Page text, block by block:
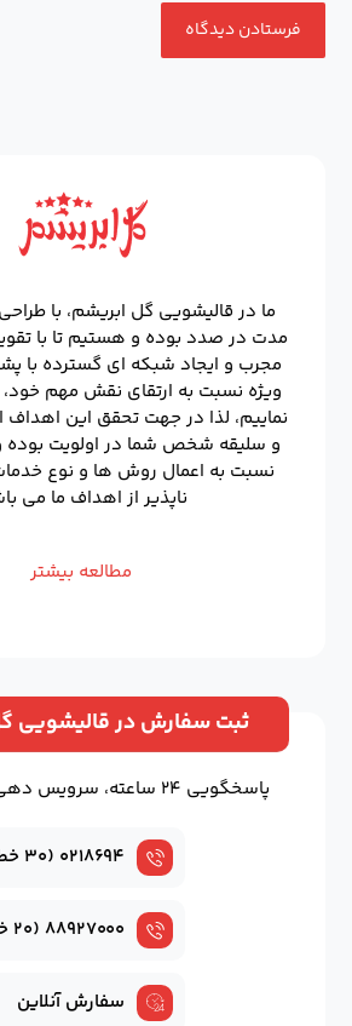
ما در قالیشویی گل ابریشم، با
مدت در صدد بوده و هستیم تا با
مجرب و ایجاد شبکه ای گسترده با
ویژه نسبت به ارتقای نقش مهم خود،
نماییم، لذا در جهت تحقق این
و سلیقه شخص شما در اولویت بوده
نسبت به اعمال روش ها و نوع
ناپذیر از اهداف ما می
مطالعه بیشتر
ثبت سفارش در قالیشویی
پاسخگویی ۲۴ ساعته، سرویس دهی سراسر تهران
۰۲۱۸۶۹۴ (۳۰ خط)
۸۸۹۲۷۰۰۰ (۲۰ خط)
سفارش آنلاین